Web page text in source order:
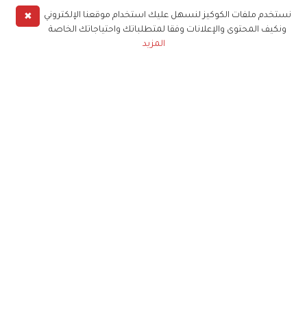
✖
نستخدم ملفات الكوكيز لنسهل عليك استخدام موقعنا الإلكتروني
ونكيف المحتوى والإعلانات وفقا لمتطلباتك واحتياجاتك الخاصة
المزيد